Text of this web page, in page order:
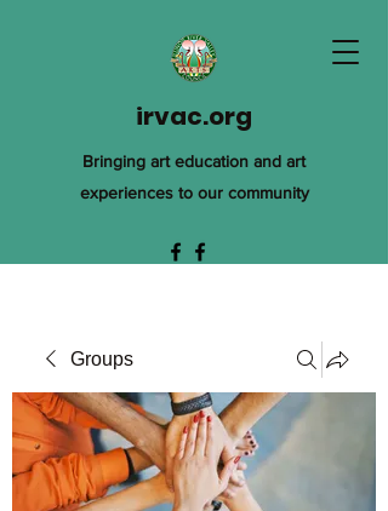
irvac.org
Bringing art education and art
experiences to our community
Groups